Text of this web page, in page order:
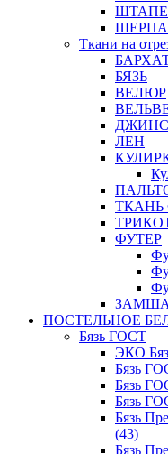
ШЕРПА
Ткани на
БЯЗЬ
ВЕЛЮР
ЛЕН
ТКАНЬ
ФУТЕР
ЗАМША
ПОСТЕЛЬНОЕ
Бязь ГОСТ
ЭКО
Бязь
Бязь
Бязь
Бязь
(43)
Бязь